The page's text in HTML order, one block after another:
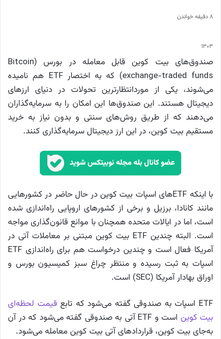
8 دقیقه خواندن
1303
صندوق‌های بیت کوین قابل معامله در بورس (Bitcoin
exchange-traded funds) که به اختصار ETF هم نامیده
می‌شوند، یکی از موردانتظارترین تحولات در دنیای ارزهای
دیجیتال هستند. این صندوق‌ها این امکان را به سرمایه‌گذاران
می‌دهند که از طریق روش‌های سنتی و بدون نیاز به خرید
مستقیم بیت کوین، در این ارز دیجیتال سرمایه‌گذاری کنند.
با اینکه ETFهای اسپات بیت کوین در حال حاضر در کشورهایی
مانند کانادا، برزیل و برخی از کشورهای اروپایی راه‌اندازی شده
است، اما در ایالات متحده همچنان با موانع قانون‌گذاری مواجه
است. البته چندین ETF بیت کوین مبتنی بر معاملات آتی در
آمریکا فعال است و چندین درخواست هم برای راه‌اندازی ETF
اسپات به ثبت رسیده و منتظر چراغ سبز کمیسیون بورس و
اوراق بهادار آمریکا (SEC) است.
ETF اسپات به صندوقی گفته می‌شود که تابع
قیمت لحظه‌ای
بیت کوین
است و ETF آتی به صندوقی گفته می‌شود که در آن
به‌جای بیت کوین، قراردادهای آتی بیت کوین معامله می‌شود.